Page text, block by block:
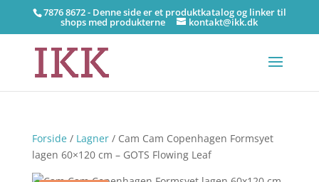
7876 8672 - Denne side er et produktkatalog og linker til
shops med produkterne kontakt@ikk.dk
Forside/ Lagner/ Cam Cam Copenhagen Formsyet
lagen 60×120 cm – GOTS Flowing Leaf